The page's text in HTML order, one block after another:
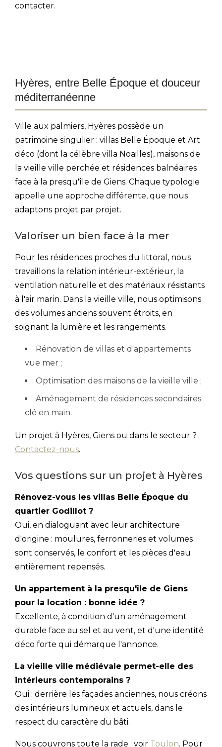
contacter.
Hyères, entre Belle Époque et douceur
méditerranéenne
Ville aux palmiers, Hyères possède un
patrimoine singulier : villas Belle Époque et Art
déco (dont la célèbre villa Noailles), maisons de
la vieille ville perchée et résidences balnéaires
face à la presqu'île de Giens. Chaque typologie
appelle une approche différente, que nous
adaptons projet par projet.
Valoriser un bien face à la mer
Pour les résidences proches du littoral, nous
travaillons la relation intérieur-extérieur, la
ventilation naturelle et des matériaux résistants
à l'air marin. Dans la vieille ville, nous optimisons
des volumes anciens souvent étroits, en
soignant la lumière et les rangements.
Rénovation de villas et d'appartements
vue mer ;
Optimisation des maisons de la vieille ville ;
Aménagement de résidences secondaires
clé en main.
Un projet à Hyères, Giens ou dans le secteur ?
Contactez-nous.
Vos questions sur un projet à Hyères
Rénovez-vous les villas Belle Époque du
quartier Godillot ?
Oui, en dialoguant avec leur architecture
d'origine : moulures, ferronneries et volumes
sont conservés, le confort et les pièces d'eau
entièrement repensés.
Un appartement à la presqu'île de Giens
pour la location : bonne idée ?
Excellente, à condition d'un aménagement
durable face au sel et au vent, et d'une identité
déco forte qui démarque l'annonce.
La vieille ville médiévale permet-elle des
intérieurs contemporains ?
Oui : derrière les façades anciennes, nous créons
des intérieurs lumineux et actuels, dans le
respect du caractère du bâti.
Nous couvrons toute la rade : voir Toulon. Pour